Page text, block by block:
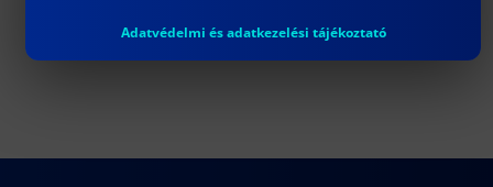
Defense
Adatvédelmi és adatkezelési tájékoztató